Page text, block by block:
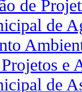
de
de
e
de